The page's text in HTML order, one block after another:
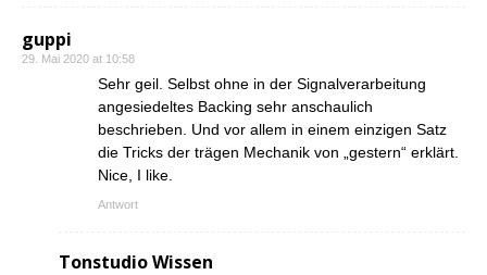
guppi
29. Mai 2020 at 10:58
Sehr geil. Selbst ohne in der Signalverarbeitung
angesiedeltes Backing sehr anschaulich
beschrieben. Und vor allem in einem einzigen Satz
die Tricks der trägen Mechanik von „gestern“ erklärt.
Nice, I like.
Antwort
Tonstudio Wissen